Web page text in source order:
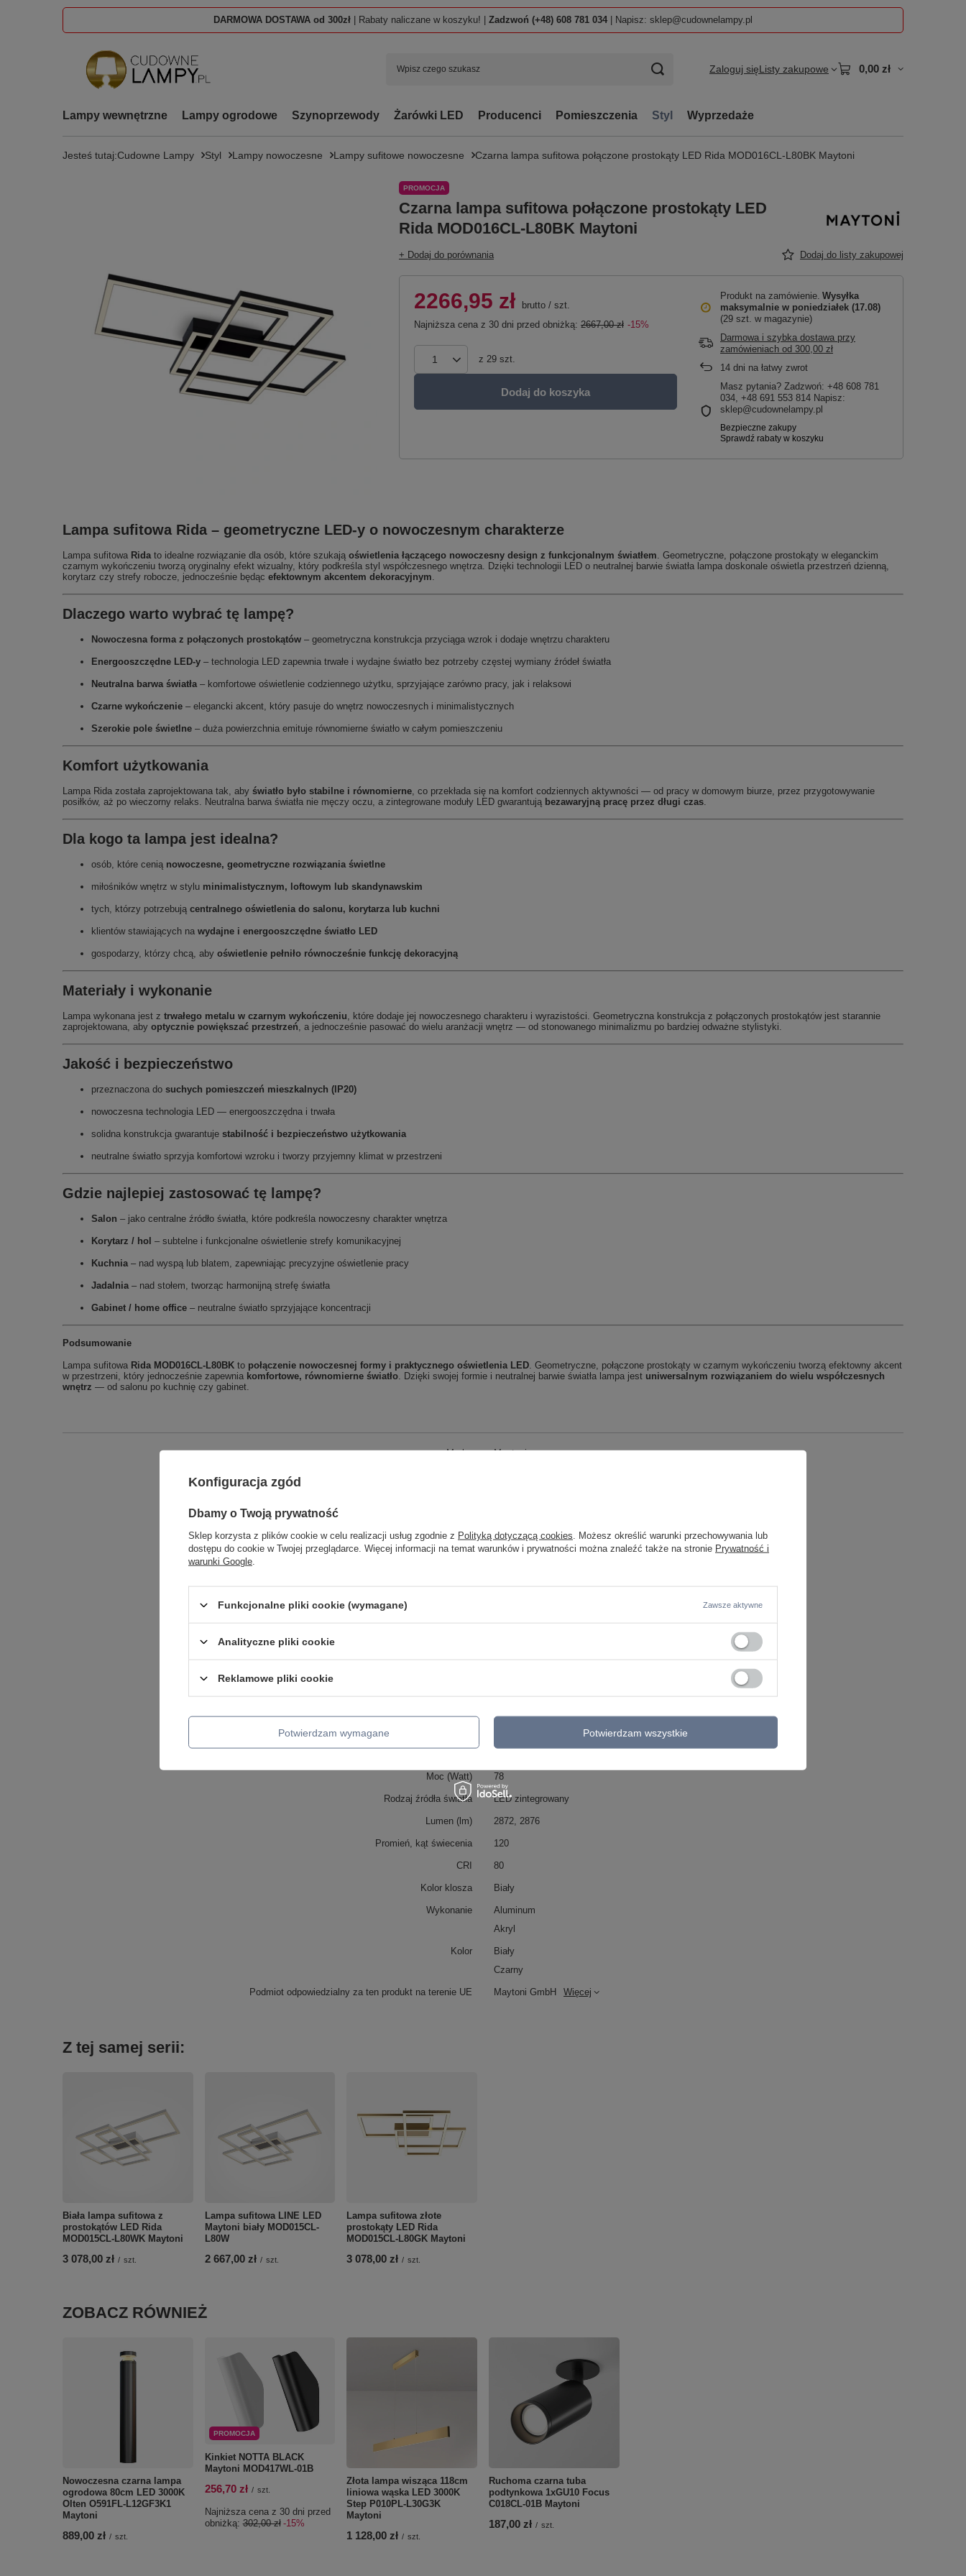
DARMOWA DOSTAWA od 300zł | Rabaty naliczane w koszyku! | Zadzwoń (+48) 608 781 034 | Napisz: sklep@cudownelampy.pl
Zaloguj sięListy zakupowe 0,00 zł
Lampy wewnętrzne Lampy ogrodowe Szynoprzewody Żarówki LED Producenci Pomieszczenia Styl Wyprzedaże
Jesteś tutaj:Cudowne Lampy Styl Lampy nowoczesne Lampy sufitowe nowoczesne Czarna lampa sufitowa połączone prostokąty LED Rida MOD016CL-L80BK Maytoni
PROMOCJA
Czarna lampa sufitowa połączone prostokąty LED
Rida MOD016CL-L80BK Maytoni
+ Dodaj do porównania Dodaj do listy zakupowej
2266,95 zł brutto / szt.
Najniższa cena z 30 dni przed obniżką: 2667,00 zł -15%
z 29 szt.
Dodaj do koszyka
Produkt na zamówienie Wysyłka
maksymalnie w poniedziałek (17.08)
(29 szt. w magazynie)
Darmowa i szybka dostawa przy
zamówieniach od 300,00 zł
14 dni na łatwy zwrot
Masz pytania? Zadzwoń: +48 608 781
034, +48 691 553 814 Napisz:
sklep@cudownelampy.pl
Lampa sufitowa Rida – geometryczne LED‑y o nowoczesnym charakterze
Lampa sufitowa Ridato idealne rozwiązanie dla osób, które szukają oświetlenia łączącego nowoczesny design z funkcjonalnym światłem. Geometryczne, połączone prostokąty w eleganckim
czarnym wykończeniu tworzą oryginalny efekt wizualny, który podkreśla styl współczesnego wnętrza. Dzięki technologii LED o neutralnej barwie światła lampa doskonale oświetla przestrzeń dzienną,
korytarz czy strefy robocze, jednocześnie będąc efektownym akcentem dekoracyjnym.
Dlaczego warto wybrać tę lampę?
Nowoczesna forma z połączonych prostokątów – geometryczna konstrukcja przyciąga wzrok i dodaje wnętrzu charakteru
Energooszczędne LED‑y – technologia LED zapewnia trwałe i wydajne światło bez potrzeby częstej wymiany źródeł światła
Neutralna barwa światła– komfortowe oświetlenie codziennego użytku, sprzyjające zarówno pracy, jak i relaksowi
Czarne wykończenie – elegancki akcent, który pasuje do wnętrz nowoczesnych i minimalistycznych
Szerokie pole świetlne – duża powierzchnia emituje równomierne światło w całym pomieszczeniu
Komfort użytkowania
Lampa Rida została zaprojektowana tak, aby światło było stabilne i równomierne, co przekłada się na komfort codziennych aktywności — od pracy w domowym biurze, przez przygotowywanie
posiłków, aż po wieczorny relaks. Neutralna barwa światła nie męczy oczu, a zintegrowane moduły LED gwarantują bezawaryjną pracę przez długi czas.
Dla kogo ta lampa jest idealna?
osób, które cenią nowoczesne, geometryczne rozwiązania świetlne
miłośników wnętrz w stylu minimalistycznym, loftowym lub skandynawskim
tych, którzy potrzebują centralnego oświetlenia do salonu, korytarza lub kuchni
klientów stawiających na wydajne i energooszczędne światło LED
gospodarzy, którzy chcą, aby oświetlenie pełniło równocześnie funkcję dekoracyjną
Materiały i wykonanie
Lampa wykonana jest z trwałego metalu w czarnym wykończeniu, które dodaje jej nowoczesnego charakteru i wyrazistości. Geometryczna konstrukcja z połączonych prostokątów jest starannie
zaprojektowana, aby optycznie powiększać przestrzeń, a jednocześnie pasować do wielu aranżacji wnętrz — od stonowanego minimalizmu po bardziej odważne stylistyki.
Jakość i bezpieczeństwo
przeznaczona do suchych pomieszczeń mieszkalnych (IP20)
nowoczesna technologia LED — energooszczędna i trwała
solidna konstrukcja gwarantuje stabilność i bezpieczeństwo użytkowania
neutralne światło sprzyja komfortowi wzroku i tworzy przyjemny klimat w przestrzeni
Gdzie najlepiej zastosować tę lampę?
Salon – jako centralne źródło światła, które podkreśla nowoczesny charakter wnętrza
Korytarz / hol – subtelne i funkcjonalne oświetlenie strefy komunikacyjnej
Kuchnia– nad wyspą lub blatem, zapewniając precyzyjne oświetlenie pracy
Jadalnia– nad stołem, tworząc harmonijną strefę światła
Gabinet / home office – neutralne światło sprzyjające koncentracji
Podsumowanie
Lampa sufitowa Rida MOD016CL‑L80BK to połączenie nowoczesnej formy i praktycznego oświetlenia LED. Geometryczne, połączone prostokąty w czarnym wykończeniu tworzą efektowny akcent
w przestrzeni, który jednocześnie zapewnia komfortowe, równomierne światło. Dzięki swojej formie i neutralnej barwie światła lampa jest uniwersalnym rozwiązaniem do wielu współczesnych
wnętrz — od salonu po kuchnię czy gabinet.
Marka Maytoni
Podmiot odpowiedzialny za ten produkt na terenie UE Maytoni GmbH Więcej
Kolekcja Modern
Moc (Watt) 78
Rodzaj źródła światła LED zintegrowany
Lumen (lm) 2872, 2876
Promień, kąt świecenia 120
CRI 80
Kolor klosza Biały
Wykonanie
Aluminum
Akryl
Kolor
Biały
Czarny
Z tej samej serii:
Biała lampa sufitowa z
prostokątów LED Rida
MOD015CL-L80WK Maytoni
3 078,00 zł / szt.
Lampa sufitowa LINE LED
Maytoni biały MOD015CL-
L80W
2 667,00 zł / szt.
Lampa sufitowa złote
prostokąty LED Rida
MOD015CL-L80GK Maytoni
3 078,00 zł / szt.
ZOBACZ RÓWNIEŻ
Nowoczesna czarna lampa
ogrodowa 80cm LED 3000K
Olten O591FL-L12GF3K1
Maytoni
889,00 zł / szt.
PROMOCJA
Kinkiet NOTTA BLACK
Maytoni MOD417WL-01B
256,70 zł / szt.
Najniższa cena z 30 dni przed
obniżką:302,00 zł -15%
Złota lampa wisząca 118cm
liniowa wąska LED 3000K
Step P010PL-L30G3K
Maytoni
1 128,00 zł / szt.
Ruchoma czarna tuba
podtynkowa 1xGU10 Focus
C018CL-01B Maytoni
187,00 zł / szt.
Konfiguracja zgód
Dbamy o Twoją prywatność
Sklep korzysta z plików cookie w celu realizacji usług zgodnie z Polityką dotyczącą cookies . Możesz określić warunki przechowywania lub
dostępu do cookie w Twojej przeglądarce. Więcej informacji na temat warunków i prywatności można znaleźć także na stronie Prywatność i
warunki Google
Funkcjonalne pliki cookie (wymagane) Zawsze aktywne
Analityczne pliki cookie
Reklamowe pliki cookie
Potwierdzam wymagane Potwierdzam wszystkie